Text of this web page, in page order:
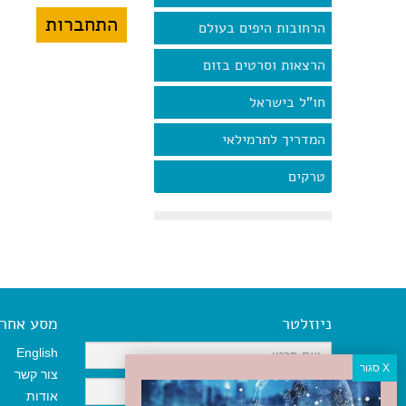
הרחובות היפים בעולם
הרצאות וסרטים בזום
חו"ל בישראל
המדריך לתרמילאי
טרקים
ניוזלטר מסע אחר
English
צור קשר
אודות